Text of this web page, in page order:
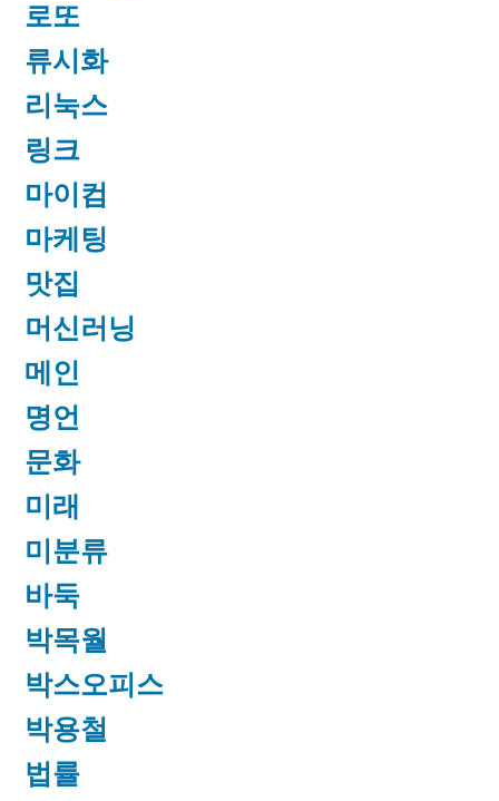
로또
류시화
리눅스
링크
마이컴
마케팅
맛집
머신러닝
메인
명언
문화
미래
미분류
바둑
박목월
박스오피스
박용철
법률